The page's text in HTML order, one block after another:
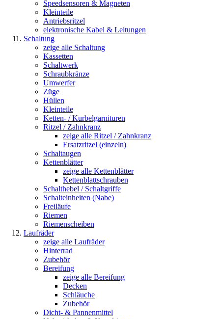
Speedsensoren & Magneten
Kleinteile
Antriebsritzel
elektronische Kabel & Leitungen
Schaltung
zeige alle Schaltung
Kassetten
Schaltwerk
Schraubkränze
Umwerfer
Züge
Hüllen
Kleinteile
Ketten- / Kurbelgarnituren
Ritzel / Zahnkranz
zeige alle Ritzel / Zahnkranz
Ersatzritzel (einzeln)
Schaltaugen
Kettenblätter
zeige alle Kettenblätter
Kettenblattschrauben
Schalthebel / Schaltgriffe
Schalteinheiten (Nabe)
Freiläufe
Riemen
Riemenscheiben
Laufräder
zeige alle Laufräder
Hinterrad
Zubehör
Bereifung
zeige alle Bereifung
Decken
Schläuche
Zubehör
Dicht- & Pannenmittel